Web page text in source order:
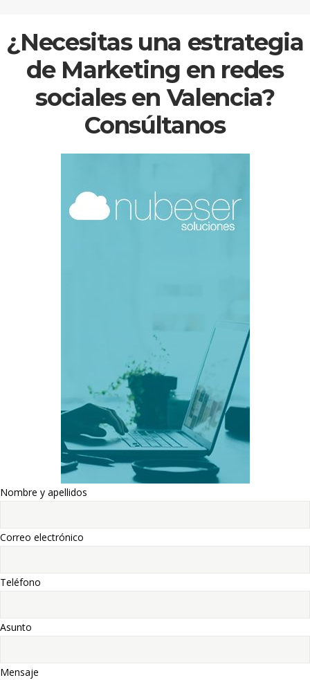
¿Necesitas una estrategia
de Marketing en redes
sociales en Valencia?
Consúltanos
Nombre y apellidos
Correo electrónico
Teléfono
Asunto
Mensaje